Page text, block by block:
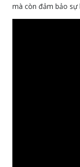
mà còn đảm bảo sự